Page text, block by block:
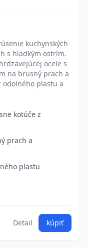
kuchynských
s hladkým ostrím.
ocele s
na brusný prach a
odolného plastu a
kotúče z
prach a
plastu
Detail kúpiť